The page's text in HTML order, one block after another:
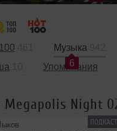
Музыка
6
Упоминания
Night